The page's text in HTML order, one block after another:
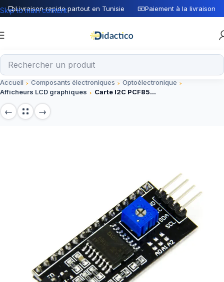
Livraison rapide partout en Tunisie Paiement à la livraison
Skip to main content
Accueil Composants électroniques
Optoélectronique
Afficheurs LCD graphiques
Carte I2C PCF8574 pour ecran LCD